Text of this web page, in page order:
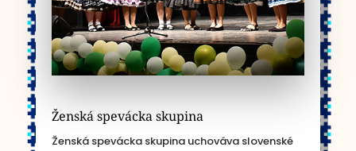
Ženská spevácka skupina
Ženská spevácka skupina uchováva slovenské